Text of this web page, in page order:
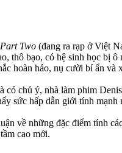
Two (đang ra rạp ở Việt
thô bạo, có hệ sinh học bị
hoàn hảo, nụ cười bí ẩn và
có chủ ý, nhà làm phim
sức hấp dẫn giới tính mạnh
về những đặc điểm tính
cao mới.